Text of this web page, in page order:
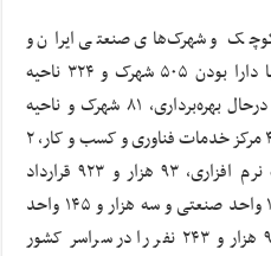
و شهرک‌های صنعتی ایران و
شرکت‌های استانی تابعه آن اکنون با دارا بودن ۵۰۵ شهرک و ۳۲۴ ناحیه
صنعتی و سه منطقه ویژه اقتصادی درحال بهره‌برداری، ۸۱ شهرک و ناحیه
صنعتی تخصصی، ۶ شهرک فناوری، ۴۰ مرکز خدمات فناوری و کسب و کار، ۲
مجتمع فناوری اطلاعات و خدمات نرم‌ افزاری، ۹۳ هزار و ۹۲۳ قرارداد
منعقده و بهره‌برداری از ۴۸ هزار و ۱۲ واحد صنعتی و سه هزار و ۱۴۵ واحد
کارگاهی، زمینه اشتغال مستقیم ۹۶۲ هزار و ۲۴۳ نفر را در سراسر کشور